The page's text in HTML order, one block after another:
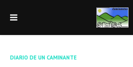
DIARIO DE UN CAMINANTE